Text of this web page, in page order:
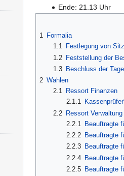
Ende: 21.13 Uhr
1 Formalia
1.1
Festlegung von
1.2 Feststellung der
1.3
Beschluss der
2 Wahlen
2.1
Ressort Finanzen
2.1.1
2.2 Ressort Verwaltung
2.2.1
Beauftragte
2.2.2 Beauftragte
2.2.3 Beauftragte
2.2.4 Beauftragte
2.2.5 Beauftragte